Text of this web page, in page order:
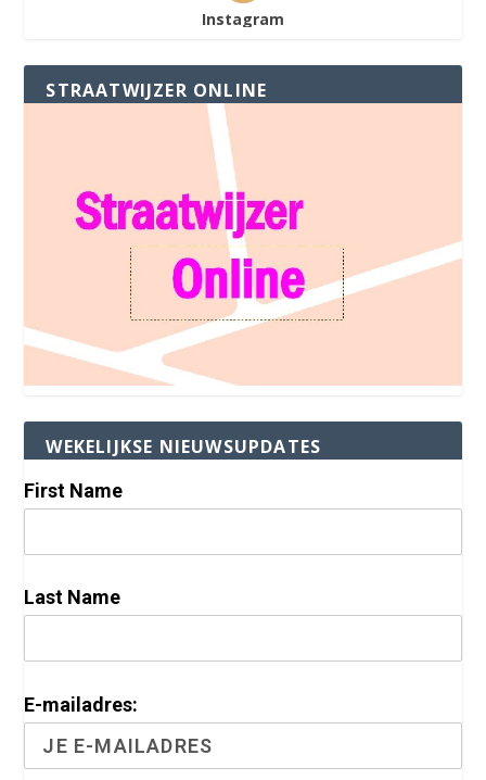
Instagram
STRAATWIJZER ONLINE
WEKELIJKSE NIEUWSUPDATES
First Name
Last Name
E-mailadres: